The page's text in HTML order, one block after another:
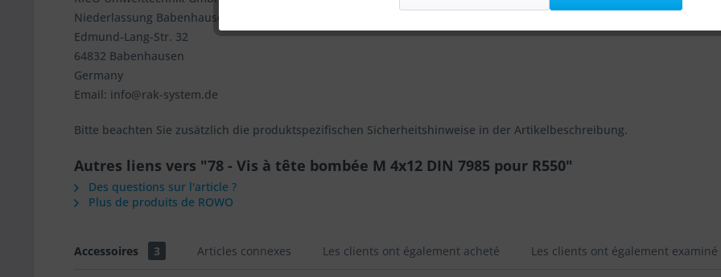
Niederlassung Babenhausen
Edmund-Lang-Str. 32
64832 Babenhausen
Germany
Email: info@rak-system.de
Bitte beachten Sie zusätzlich die produktspezifischen Sicherheitshinweise in der Artikelbeschreibung.
Autres liens vers "78 - Vis à tête bombée M 4x12 DIN 7985 pour R550"
Des questions sur l'article ?
Plus de produits de ROWO
Accessoires 3 Articles connexes Les clients ont également acheté Les clients ont également examiné